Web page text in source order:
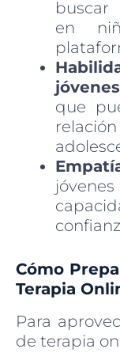
buscar
en
que
Cómo
Terapia
Para
de terapia